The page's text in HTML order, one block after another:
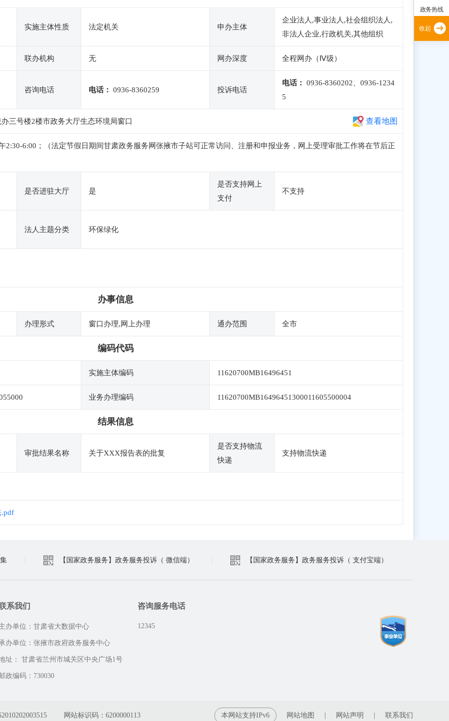
实施主体性质 法定机关 申办主体
企业法人,事业法人,社会组织法人,
非法人企业,行政机关,其他组织
联办机构 无 网办深度 全程网办（Ⅳ级）
咨询电话 电话： 0936-8360259 投诉电话
电话：
0936-8360202、0936-1234
5
三号楼2楼市政务大厅生态环境局窗口 查看地图
2:30-6:00；（法定节假日期间甘肃政务服务网张掖市子站可正常访问、注册和申报业务，网上受理审批工作将在节后正
是否进驻大厅 是
是否支持网上
支付
不支持
法人主题分类 环保绿化
办事信息
办理形式 窗口办理,网上办理 通办范围 全市
编码代码
实施主体编码 11620700MB16496451
业务办理编码 11620700MB16496451300011605500004
结果信息
审批结果名称 关于XXX报告表的批复
是否支持物流
快递
支持物流快递
.pdf
【国家政务服务】政务服务投诉（ 微信端） 【国家政务服务】政务服务投诉（ 支付宝端）
系我们
办单位：甘肃省大数据中心
办单位：张掖市政府政务服务中心
址： 甘肃省兰州市城关区中央广场1号
政编码：730030
咨询服务电话
12345
网站标识码：6200000113 本网站支持IPv6 网站地图 网站声明 联系我们
政务热线
收起